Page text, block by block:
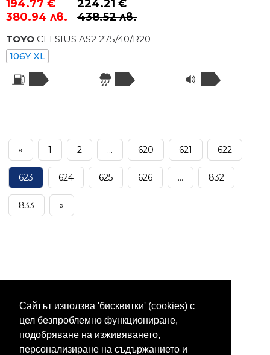
Сайтът използва 'бисквитки' (cookies) с
цел безпроблемно функциониране,
подобряване на изживяването,
персонализиране на съдържанието и
194.77 €
380.94 лв.
224.21 €
438.52 лв.
TOYO CELSIUS AS2 275/40/R20
106Y XL
« 1 2 ... 620 621 622
623 624 625 626 ... 832
833 »